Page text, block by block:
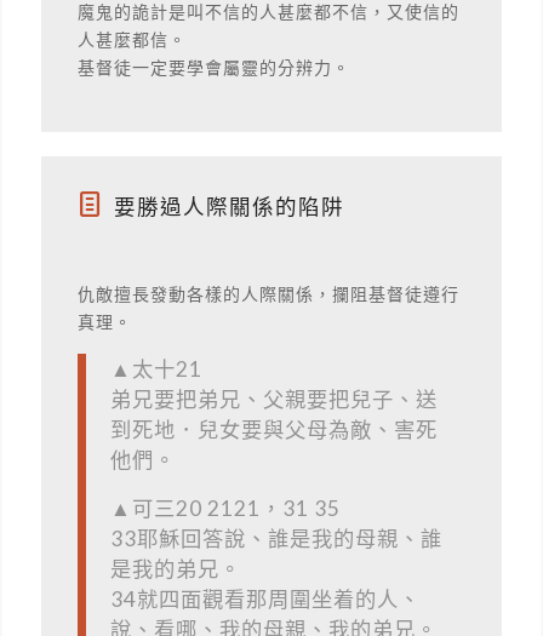
魔鬼的詭計是叫不信的人甚麼都不信，又使信的
人甚麼都信。
基督徒一定要學會屬靈的分辨力。
要勝過人際關係的陷阱
仇敵擅長發動各樣的人際關係，攔阻基督徒遵行
真理。
▲太十21
弟兄要把弟兄、父親要把兒子、送
到死地．兒女要與父母為敵、害死
他們。
▲可三20 2121，31 35
33耶穌回答說、誰是我的母親、誰
是我的弟兄。
34就四面觀看那周圍坐着的人、
說、看哪、我的母親、我的弟兄。